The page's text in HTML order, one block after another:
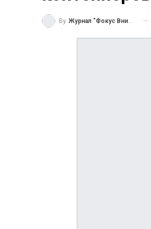
By Журнал "Фокус Внимания"